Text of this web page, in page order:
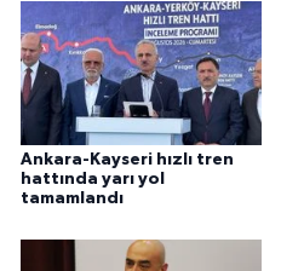
Ankara-Kayseri hızlı tren
hattında yarı yol
tamamlandı